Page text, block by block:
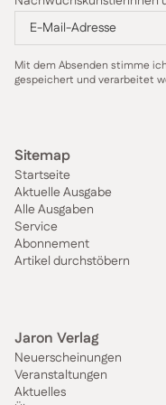
Mit dem Absenden stimme
gespeichert und verarbeitet
Sitemap
Startseite
Aktuelle Ausgabe
Alle Ausgaben
Service
Abonnement
Artikel durchstöbern
Jaron Verlag
Neuerscheinungen
Veranstaltungen
Aktuelles